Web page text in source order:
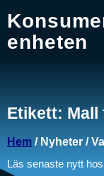
enheten
Etikett:
Hem / Nyheter /
Läs senaste nytt